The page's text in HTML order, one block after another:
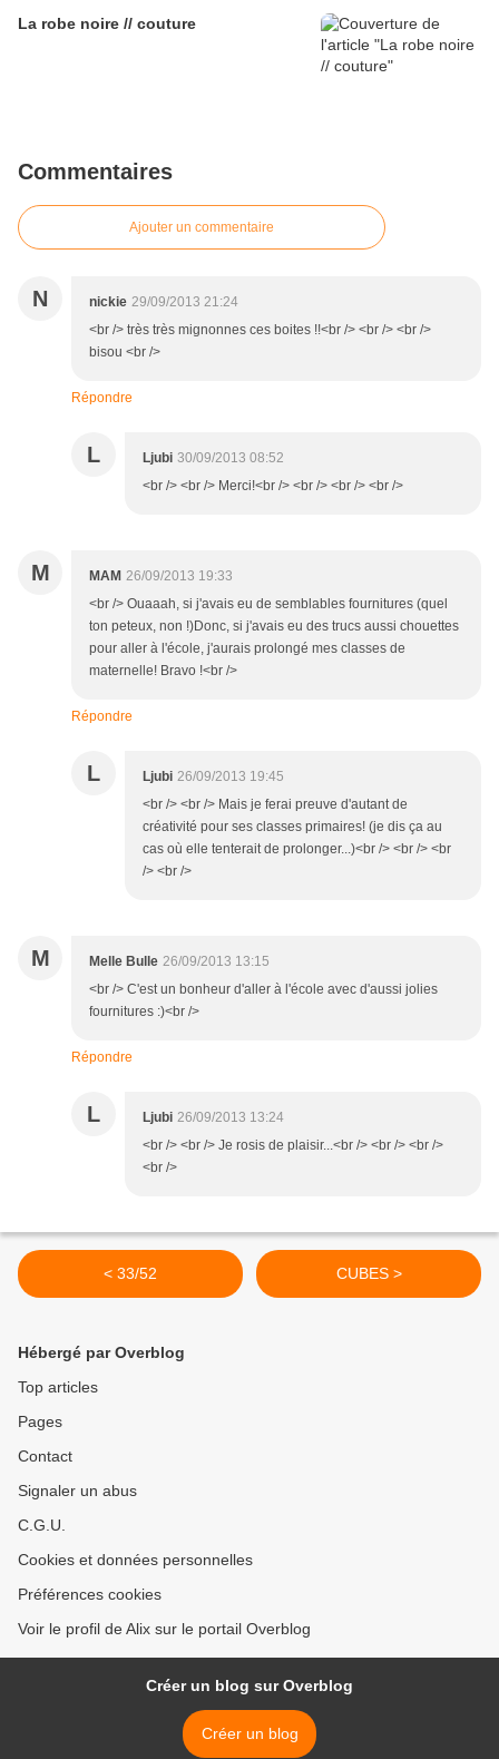
La robe noire // couture
Commentaires
Ajouter un commentaire
N nickie 29/09/2013 21:24
<br /> très très mignonnes ces boites !!<br /> <br /> <br />
bisou <br />
Répondre
L Ljubi 30/09/2013 08:52
<br /> <br /> Merci!<br /> <br /> <br /> <br />
M MAM 26/09/2013 19:33
<br /> Ouaaah, si j'avais eu de semblables fournitures (quel
ton peteux, non !)Donc, si j'avais eu des trucs aussi chouettes
pour aller à l'école, j'aurais prolongé mes classes de
maternelle! Bravo !<br />
Répondre
L Ljubi 26/09/2013 19:45
<br /> <br /> Mais je ferai preuve d'autant de
créativité pour ses classes primaires! (je dis ça au
cas où elle tenterait de prolonger...)<br /> <br /> <br
/> <br />
M Melle Bulle 26/09/2013 13:15
<br /> C'est un bonheur d'aller à l'école avec d'aussi jolies
fournitures :)<br />
Répondre
L Ljubi 26/09/2013 13:24
<br /> <br /> Je rosis de plaisir...<br /> <br /> <br />
<br />
< 33/52 CUBES >
Hébergé par Overblog
Top articles
Pages
Contact
Signaler un abus
C.G.U.
Cookies et données personnelles
Préférences cookies
Voir le profil de Alix sur le portail Overblog
Créer un blog sur Overblog
Créer un blog